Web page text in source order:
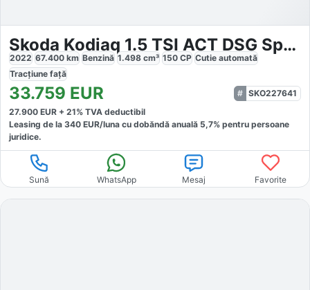
Skoda Kodiaq 1.5 TSI ACT DSG Sportline
2022 67.400 km Benzină 1.498 cm³ 150 CP Cutie automată
Tracțiune față
33.759 EUR
SKO227641
27.900 EUR + 21% TVA deductibil
Leasing de la 340 EUR/luna cu dobăndă anuală 5,7% pentru persoane
juridice.
Sună WhatsApp Mesaj Favorite